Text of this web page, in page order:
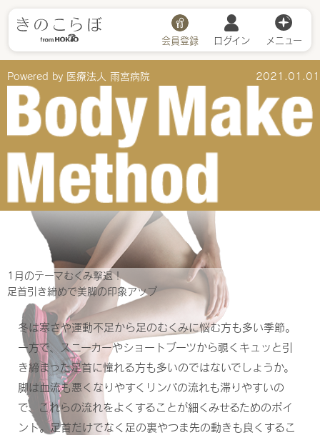
会員登録 ログイン メニュー
Powered by 医療法人 雨宮病院 2021.01.01
1月のテーマむくみ撃退！
足首引き締めで美脚の印象アップ
冬は寒さや運動不足から足のむくみに悩む方も多い季節。
一方で、スニーカーやショートブーツから覗くキュッと引
き締まった足首に憧れる方も多いのではないでしょうか。
脚は血流も悪くなりやすくリンパの流れも滞りやすいの
で、これらの流れをよくすることが細くみせるためのポイ
ント。足首だけでなく足の裏やつま先の動きも良くするこ